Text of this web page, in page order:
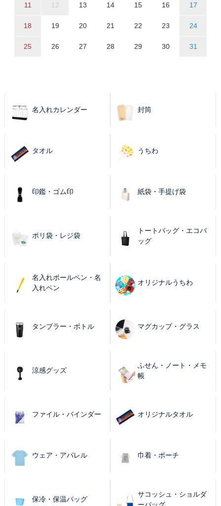
11 12 13 14 15 16 17
18 19 20 21 22 23 24
25 26 27 28 29 30 31
名入れカレンダー 封筒
タオル うちわ
印鑑・ゴム印 紙袋・手提げ袋
ポリ袋・レジ袋
トートバッグ・エコバ
ッグ
名入れボールペン・名
入れペン
オリジナルうちわ
タンブラー・ボトル マグカップ・グラス
涼感グッズ
ふせん・ノート・メモ
帳
ファイル・バインダー オリジナルタオル
ウェア・アパレル 巾着・ポーチ
保冷・保温バッグ
サコッシュ・ショルダ
ーバッグ